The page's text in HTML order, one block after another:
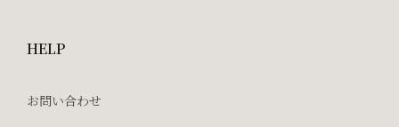
HELP
お問い合わせ